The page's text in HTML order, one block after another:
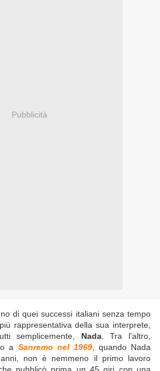
Pubblicità
di quei successi italiani senza tempo
rappresentativa della sua interprete,
semplicemente, Nada. Tra l'altro,
a Sanremo nel 1969, quando Nada
non è nemmeno il primo lavoro